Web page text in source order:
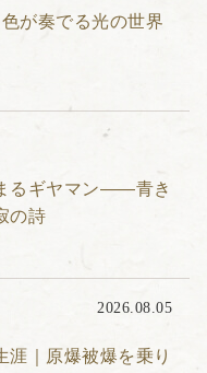
が奏でる光の世界
るギヤマン――青き
の詩
2026.08.05
涯｜原爆被爆を乗り